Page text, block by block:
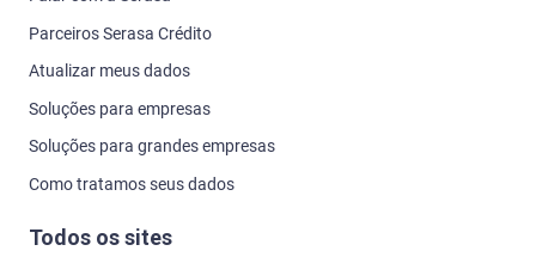
Parceiros Serasa Crédito
Atualizar meus dados
Soluções para empresas
Soluções para grandes empresas
Como tratamos seus dados
Todos os sites